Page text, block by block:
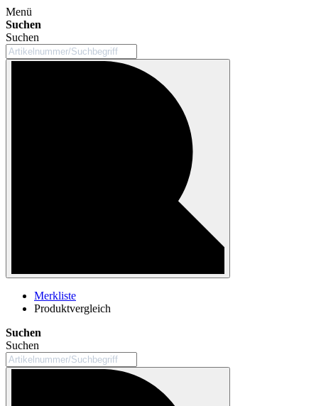
Menü
Suchen
Suchen
Merkliste
Produktvergleich
Suchen
Suchen